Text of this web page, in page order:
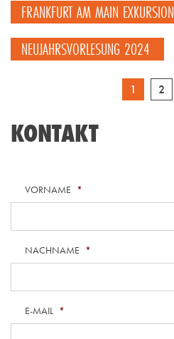
FRANKFURT AM MAIN EXKURSION
NEUJAHRSVORLESUNG 2024
1 2
KONTAKT
VORNAME *
NACHNAME *
E-MAIL *